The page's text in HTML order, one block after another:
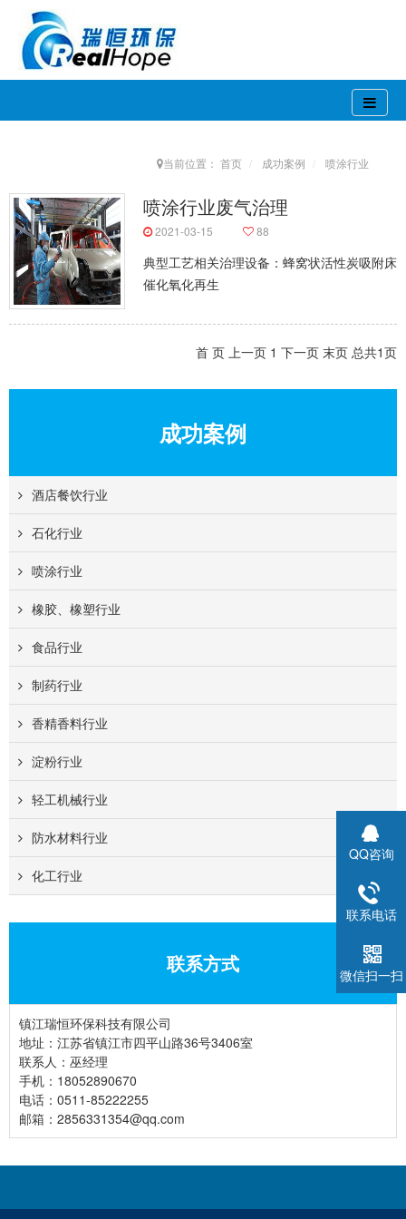
当前位置： 首页 成功案例 喷涂行业
喷涂行业废气治理
2021-03-15 88
典型工艺相关治理设备：蜂窝状活性炭吸附床
催化氧化再生
首 页 上一页 1 下一页 末页 总共1页
成功案例
酒店餐饮行业
石化行业
喷涂行业
橡胶、橡塑行业
食品行业
制药行业
香精香料行业
淀粉行业
轻工机械行业
防水材料行业
化工行业
联系方式
镇江瑞恒环保科技有限公司
地址：江苏省镇江市四平山路36号3406室
联系人：巫经理
手机： 18052890670
电话： 0511-85222255
邮箱：2856331354@qq.com
QQ咨询
联系电话
微信扫一扫